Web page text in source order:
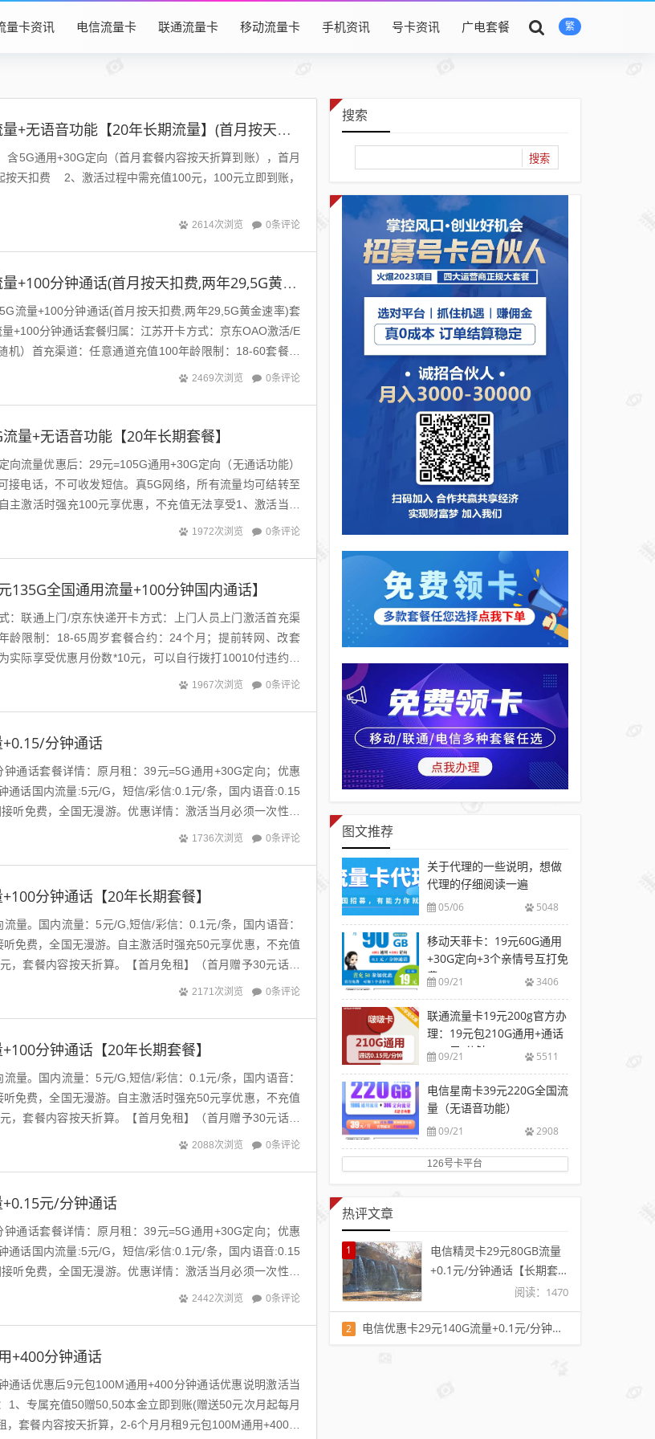
繁
量卡资讯 电信流量卡 联通流量卡 移动流量卡 手机资讯 号卡资讯 广电套餐
电信白马卡丨39元260G流量+无语音功能【20年长期流量】(首月按天折算,无语音功能,20年长期流量)
5G通用+30G定向（首月套餐内容按天折算到账），首月
按天扣费 2、激活过程中需充值100元，100元立即到账，
2614次浏览 0条评论
联通苏苏卡丨29元135G流量+100分钟通话(首月按天扣费,两年29,5G黄金速率)
流量+100分钟通话(首月按天扣费,两年29,5G黄金速率)套
+100分钟通话套餐归属：江苏开卡方式：京东OAO激活/E
机）首充渠道：任意通道充值100年龄限制：18-60套餐合
2469次浏览 0条评论
量+无语音功能【20年长期套餐】
向流量优惠后：29元=105G通用+30G定向（无通话功能）
接电话，不可收发短信。真5G网络，所有流量均可结转至
主激活时强充100元享优惠，不充值无法享受1、激活当月
...
1972次浏览 0条评论
135G全国通用流量+100分钟国内通话】
：联通上门/京东快递开卡方式：上门人员上门激活首充渠
龄限制：18-65周岁套餐合约：24个月；提前转网、改套
实际享受优惠月份数*10元，可以自行拨打10010付违约金
销户“按...
1967次浏览 0条评论
分钟通话
通话套餐详情：原月租：39元=5G通用+30G定向；优惠
通话国内流量:5元/G，短信/彩信:0.1元/条，国内语音:0.15
听免费，全国无漫游。优惠详情：激活当月必须一次性首
1736次浏览 0条评论
分钟通话【20年长期套餐】
量。国内流量：5元/G,短信/彩信：0.1元/条，国内语音：
免费，全国无漫游。自主激活时强充50元享优惠，不充值
套餐内容按天折算。【首月免租】（首月赠予30元话费
2171次浏览 0条评论
分钟通话【20年长期套餐】
量。国内流量：5元/G,短信/彩信：0.1元/条，国内语音：
免费，全国无漫游。自主激活时强充50元享优惠，不充值
套餐内容按天折算。【首月免租】（首月赠予30元话费
2088次浏览 0条评论
元/分钟通话
通话套餐详情：原月租：39元=5G通用+30G定向；优惠
通话国内流量:5元/G，短信/彩信:0.1元/条，国内语音:0.15
听免费，全国无漫游。优惠详情：激活当月必须一次性首
2442次浏览 0条评论
+400分钟通话
通话优惠后9元包100M通用+400分钟通话优惠说明激活当
1、专属充值50赠50,50本金立即到账(赠送50元次月起每月
套餐内容按天折算，2-6个月月租9元包100M通用+400分
搜索
图文推荐
关于代理的一些说明，想做
代理的仔细阅读一遍
05/06 5048
移动天菲卡：19元60G通用
+30G定向+3个亲情号互打免
费09/21 3406
联通流量卡19元200g官方办
理：19元包210G通用+通话
0.15元/分钟
09/21 5511
电信星南卡39元220G全国流
量（无语音功能）
09/21 2908
126号卡平台
热评文章
1
电信精灵卡29元80GB流量
+0.1元/分钟通话【长期套
阅读：1470
2 电信优惠卡29元140G流量+0.1元/分钟通话【长期套餐】【发全国】